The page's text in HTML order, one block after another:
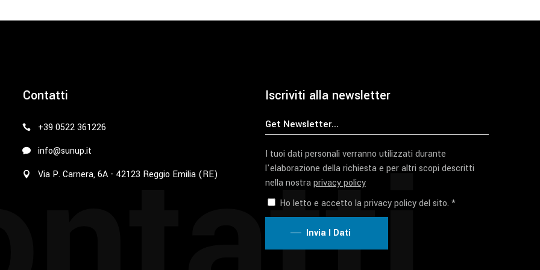
Contatti
+39 0522 361226
info@sunup.it
Via P. Carnera, 6A - 42123 Reggio Emilia (RE)
Iscriviti alla newsletter
I tuoi dati personali verranno utilizzati durante
l'elaborazione della richiesta e per altri scopi descritti
nella nostraprivacy policy
Ho letto e accetto la privacy policy del sito. *
Invia I Dati